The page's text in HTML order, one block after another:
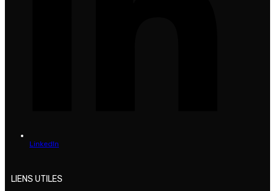
LinkedIn
LIENS UTILES